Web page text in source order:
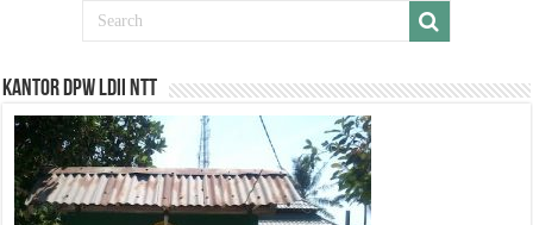
Kantor DPW LDII NTT